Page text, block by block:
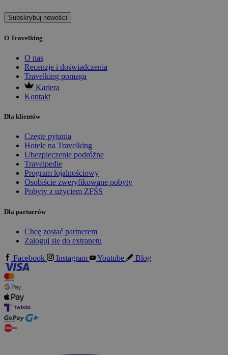
Subskrybuj nowości
O Travelking
O nas
Recenzje i doświadczenia
Travelking pomaga
Kariera
Kontakt
Dla klientów
Częste pytania
Hotele na Travelking
Ubezpieczenie podróżne
Travelpedie
Program lojalnościowy
Osobiście zweryfikowane pobyty
Pobyty z użyciem ZFŚS
Dla partnerów
Chcę zostać partnerem
Zaloguj się do extranetu
Facebook
Instagram Youtube Blog